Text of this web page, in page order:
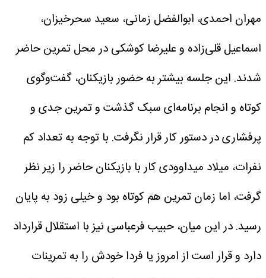
مهران احمدی، ابوالفضل زمانی، سعید سحرخیزان،
اسماعیل قلی‌زاده و علیرضا کوشکی در محل تمرین حاضر
شدند. این جلسه بیشتر به حضور بازیکنان، گفت‌وگوی
کوتاه و انجام برنامه‌ای سبک گذشت و تمرین جدی و
پرفشاری در دستور کار قرار نگرفت. با توجه به تعداد کم
نفرات، میلاد میداوودی کار با بازیکنان حاضر را زیر نظر
گرفت، اما زمان تمرین هم کوتاه بود و خیلی زود به پایان
رسید.در این میان، حبیب فرعباسی نیز با استقلال قرارداد
دارد و قرار است از امروز یا فردا خودش را به تمرینات